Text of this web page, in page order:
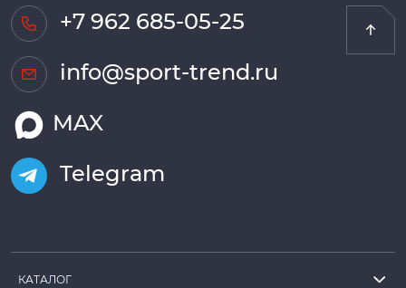
+7 962 685-05-25
info@sport-trend.ru
MAX
Telegram
КАТАЛОГ